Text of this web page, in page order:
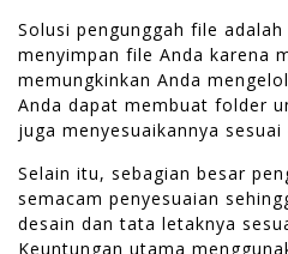
Solusi pengunggah file
menyimpan file Anda karena
memungkinkan Anda
Anda dapat membuat folder
juga menyesuaikannya
Selain itu, sebagian besar
semacam penyesuaian
desain dan tata letaknya
Keuntungan utama